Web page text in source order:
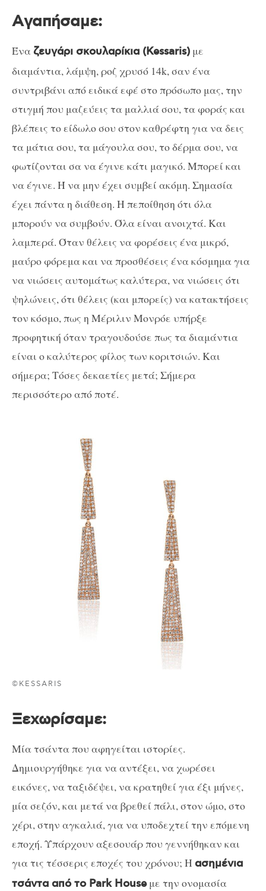
Aγαπήσαμε:
Ένα ζευγάρι σκουλαρίκια (Kessaris) με
διαμάντια, λάμψη, ροζ χρυσό 14k, σαν ένα
συντριβάνι από ειδικά εφέ στο πρόσωπο μας, την
στιγμή που μαζεύεις τα μαλλιά σου, τα φοράς και
βλέπεις το είδωλο σου στον καθρέφτη για να δεις
τα μάτια σου, τα μάγουλα σου, το δέρμα σου, να
φωτίζονται σα να έγινε κάτι μαγικό. Μπορεί και
να έγινε. Ή να μην έχει συμβεί ακόμη. Σημασία
έχει πάντα η διάθεση. Η πεποίθηση ότι όλα
μπορούν να συμβούν. Όλα είναι ανοιχτά. Και
λαμπερά. Όταν θέλεις να φορέσεις ένα μικρό,
μαύρο φόρεμα και να προσθέσεις ένα κόσμημα για
να νιώσεις αυτομάτως καλύτερα, να νιώσεις ότι
ψηλώνεις, ότι θέλεις (και μπορείς) να κατακτήσεις
τον κόσμο, πως η Μέριλιν Μονρόε υπήρξε
προφητική όταν τραγουδούσε πως τα διαμάντια
είναι ο καλύτερος φίλος των κοριτσιών. Και
σήμερα; Tόσες δεκαετίες μετά; Σήμερα
περισσότερο από ποτέ.
©KESSARIS
Ξεχωρίσαμε:
Μία τσάντα που αφηγείται ιστορίες.
Δημιουργήθηκε για να αντέξει, να χωρέσει
εικόνες, να ταξιδέψει, να κρατηθεί για έξι μήνες,
μία σεζόν, και μετά να βρεθεί πάλι, στον ώμο, στο
χέρι, στην αγκαλιά, για να υποδεχτεί την επόμενη
εποχή. Υπάρχουν αξεσουάρ που γεννήθηκαν και
για τις τέσσερις εποχές του χρόνου; Η ασημένια
τσάντα από το Park Houseμε την ονομασία